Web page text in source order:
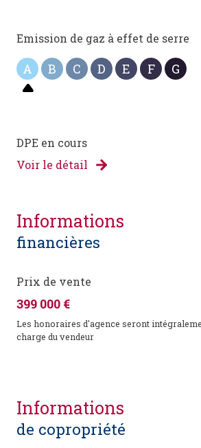
Emission de gaz à effet de serre
A B C D E F G
DPE en cours
Voir le détail
informations
financières
Prix de vente
399 000 €
Les honoraires d'agence seront
charge du vendeur
informations
de copropriété